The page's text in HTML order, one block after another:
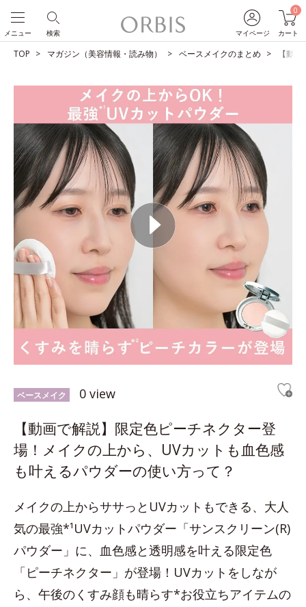
マイページ
0
カート
検索
メニュー
TOP マガジン（美容情報・読み物） ベースメイクのまとめ 【動
ベースメイク 0 view
【動画で解説】限定色ピーチネクター登
場！メイクの上から、UVカットも血色感
も叶えるパウダーの使い方って？
メイクの上からササっとUVカットもできる、大人
気の最強*¹UVカットパウダー「サンスクリーン(R)
パウダー」に、血色感と透明感を叶える限定色
「ピーチネクター」が登場！UVカットをしなが
ら、午後のくすみ顔も晴らす*お役立ちアイテムの